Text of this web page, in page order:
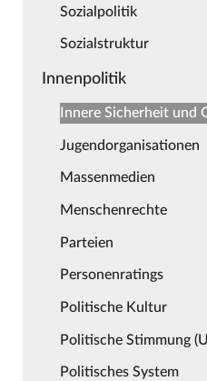
Sozialpolitik
Sozialstruktur
Innenpolitik
Innere Sicherheit und
Jugendorganisationen
Massenmedien
Menschenrechte
Parteien
Personenratings
Politische Kultur
Politische Stimmung
Politisches System